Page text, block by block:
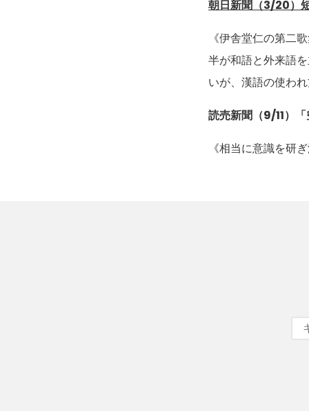
朝日新聞（3/20）
《伊舎堂仁の第二
半が和語と外来語
いが、漢語の使わ
読売新聞（9/11）
《相当に意識を研